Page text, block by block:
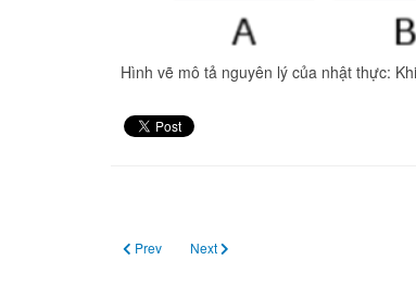
Hình vẽ mô tả nguyên lý của nhật thực:
Previous article: Lunar eclipse: Nguyệt thực
Prev Next article: Blood moon: Trăng máu
Next